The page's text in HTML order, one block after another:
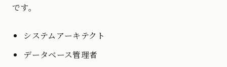
です。
システムアーキテクト
データベース管理者